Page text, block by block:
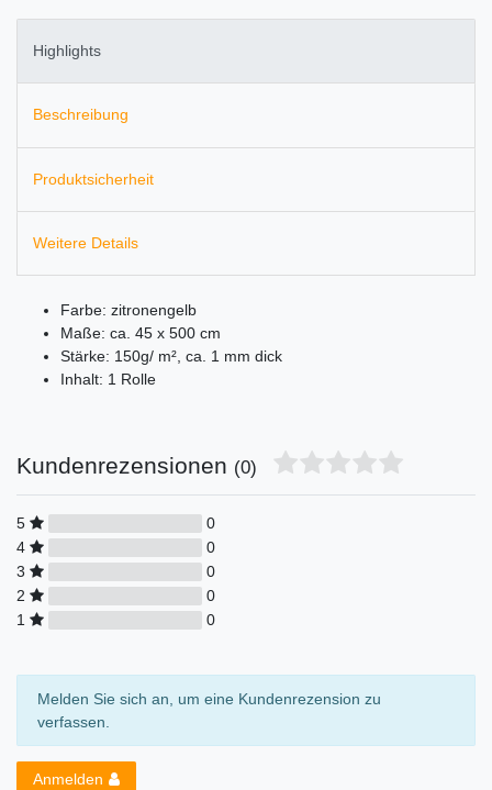
Highlights
Beschreibung
Produktsicherheit
Weitere Details
Farbe: zitronengelb
Maße: ca. 45 x 500 cm
Stärke: 150g/ m², ca. 1 mm dick
Inhalt: 1 Rolle
Kundenrezensionen (0)
5
0
4
0
3
0
2
0
1
0
Melden Sie sich an, um eine Kundenrezension zu
verfassen.
Anmelden